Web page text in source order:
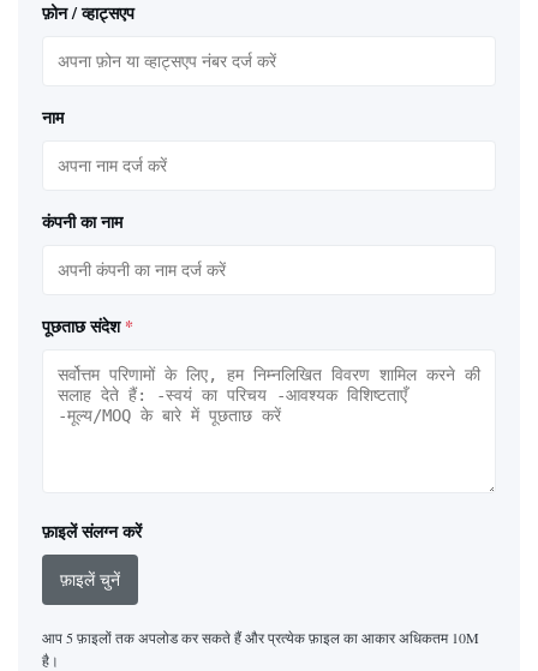
फ़ोन / व्हाट्सएप
नाम
कंपनी का नाम
पूछताछ संदेश *
फ़ाइलें संलग्न करें
फ़ाइलें चुनें
आप 5 फ़ाइलों तक अपलोड कर सकते हैं और प्रत्येक फ़ाइल का आकार अधिकतम 10M
है।